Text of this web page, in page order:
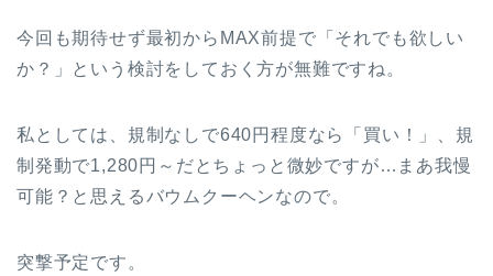
今回も期待せず最初からMAX前提で「それでも欲しい
か？」という検討をしておく方が無難ですね。
私としては、規制なしで640円程度なら「買い！」、規
制発動で1,280円～だとちょっと微妙ですが…まあ我慢
可能？と思えるバウムクーヘンなので。
突撃予定です。
ホーム